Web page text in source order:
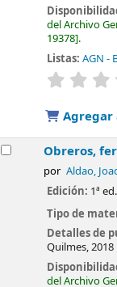
del Archivo
19378 .
Listas: AGN -
valoración
Obreros,
por Aldao,
Edición: 1ª ed.
Tipo de
Detalles de
Quilmes,2018
del Archivo